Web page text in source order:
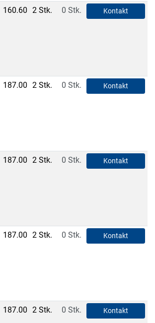
160.60 2 Stk. 0 Stk. Kontakt
187.00 2 Stk. 0 Stk. Kontakt
187.00 2 Stk. 0 Stk. Kontakt
187.00 2 Stk. 0 Stk. Kontakt
187.00 2 Stk. 0 Stk. Kontakt